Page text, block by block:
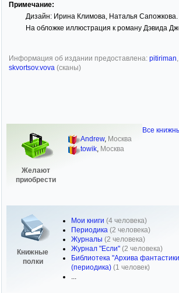
Примечание:
Дизайн: Ирина Климова, Наталья Сапожкова.
На обложке иллюстрация к роману Дэвида
Информация об издании предоставлена: pitiriman,
skvortsov.vova (сканы)
Желают
приобрести
Andrew, Москва
towik, Москва
Книжные
полки
Мои книги (4 человека)
Периодика (2 человека)
Журналы (2 человека)
Журнал "Если" (2 человека)
Библиотека "Архива
(периодика) (1 человек)
...
Все